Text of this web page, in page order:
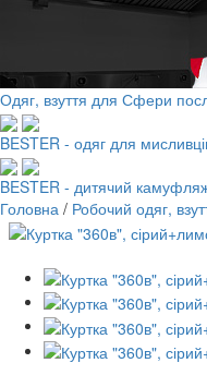
Одяг, взуття для Сфери
BESTER - одяг для
BESTER - дитячий
Головна / Робочий одяг,